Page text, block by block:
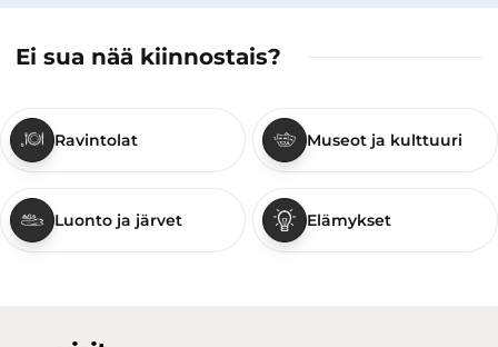
Ei sua nää kiinnostais?
Ravintolat Museot ja kulttuuri
Luonto ja järvet Elämykset